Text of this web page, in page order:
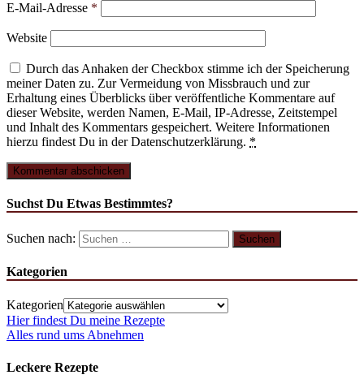
E-Mail-Adresse *
Website
Durch das Anhaken der Checkbox stimme ich der Speicherung
meiner Daten zu. Zur Vermeidung von Missbrauch und zur
Erhaltung eines Überblicks über veröffentliche Kommentare auf
dieser Website, werden Namen, E-Mail, IP-Adresse, Zeitstempel
und Inhalt des Kommentars gespeichert. Weitere Informationen
hierzu findest Du in der Datenschutzerklärung. *
Suchst Du Etwas Bestimmtes?
Suchen nach:
Kategorien
Kategorien
Hier findest Du meine Rezepte
Alles rund ums Abnehmen
Leckere Rezepte